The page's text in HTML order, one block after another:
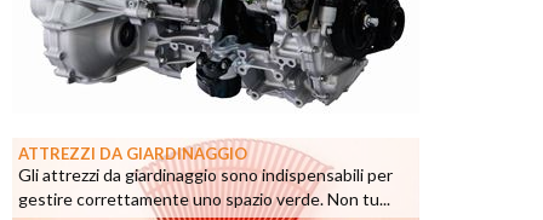
ATTREZZI DA GIARDINAGGIO
Gli attrezzi da giardinaggio sono indispensabili per
gestire correttamente uno spazio verde. Non tu...